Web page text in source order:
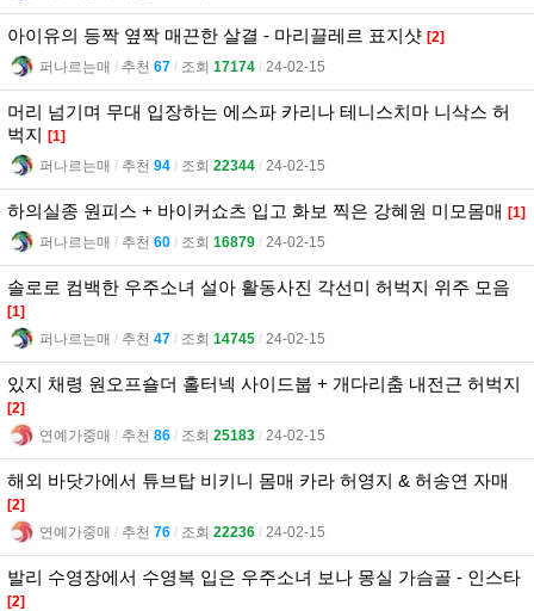
아이유의 등짝 옆짝 매끈한 살결 - 마리끌레르 표지샷 [2]
퍼나르는매 l 추천 67 l 조회 17174 l 24-02-15
머리 넘기며 무대 입장하는 에스파 카리나 테니스치마 니삭스 허
벅지 [1]
퍼나르는매 l 추천 94 l 조회 22344 l 24-02-15
하의실종 원피스 + 바이커쇼츠 입고 화보 찍은 강혜원 미모몸매 [1]
퍼나르는매 l 추천 60 l 조회 16879 l 24-02-15
솔로로 컴백한 우주소녀 설아 활동사진 각선미 허벅지 위주 모음
[1]
퍼나르는매 l 추천 47 l 조회 14745 l 24-02-15
있지 채령 원오프숄더 홀터넥 사이드붑 + 개다리춤 내전근 허벅지
[2]
연예가중매 l 추천 86 l 조회 25183 l 24-02-15
해외 바닷가에서 튜브탑 비키니 몸매 카라 허영지 & 허송연 자매
[2]
연예가중매 l 추천 76 l 조회 22236 l 24-02-15
발리 수영장에서 수영복 입은 우주소녀 보나 몽실 가슴골 - 인스타
[2]